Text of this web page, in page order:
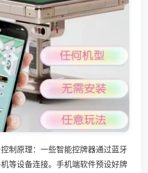
制原理：一些智能控牌器通过蓝牙
等设备连接。手机端软件预设好牌